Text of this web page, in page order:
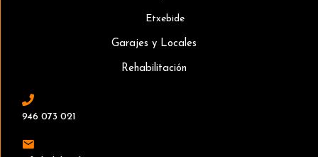
Etxebide
Garajes y Locales
Rehabilitación
946 073 021